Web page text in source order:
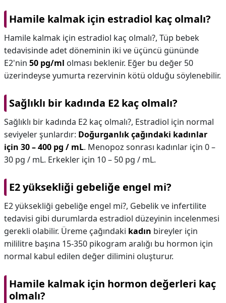
Hamile kalmak için estradiol kaç olmalı?
Hamile kalmak için estradiol kaç olmalı?, Tüp bebek
tedavisinde adet döneminin iki ve üçüncü gününde
E2'nin 50 pg/ml olması beklenir. Eğer bu değer 50
üzerindeyse yumurta rezervinin kötü olduğu söylenebilir.
Sağlıklı bir kadında E2 kaç olmalı?
Sağlıklı bir kadında E2 kaç olmalı?, Estradiol için normal
seviyeler şunlardır: Doğurganlık çağındaki kadınlar
için 30 – 400 pg / mL. Menopoz sonrası kadınlar için 0 –
30 pg / mL. Erkekler için 10 – 50 pg / mL.
E2 yüksekliği gebeliğe engel mi?
E2 yüksekliği gebeliğe engel mi?, Gebelik ve infertilite
tedavisi gibi durumlarda estradiol düzeyinin incelenmesi
gerekli olabilir. Üreme çağındaki kadın bireyler için
mililitre başına 15-350 pikogram aralığı bu hormon için
normal kabul edilen değer dilimini oluşturur.
Hamile kalmak için hormon değerleri kaç
olmalı?